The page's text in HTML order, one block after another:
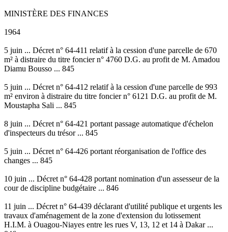
MINISTÈRE DES FINANCES
1964
5 juin ... Décret n° 64-411 relatif à la cession d'une parcelle de 670
m² à distraire du titre foncier n° 4760 D.G. au profit de M. Amadou
Diamu Bousso ... 845
5 juin ... Décret n° 64-412 relatif à la cession d'une parcelle de 993
m² environ à distraire du titre foncier n° 6121 D.G. au profit de M.
Moustapha Sali ... 845
8 juin ... Décret n° 64-421 portant passage automatique d'échelon
d'inspecteurs du trésor ... 845
5 juin ... Décret n° 64-426 portant réorganisation de l'office des
changes ... 845
10 juin ... Décret n° 64-428 portant nomination d'un assesseur de la
cour de discipline budgétaire ... 846
11 juin ... Décret n° 64-439 déclarant d'utilité publique et urgents les
travaux d'aménagement de la zone d'extension du lotissement
H.I.M. à Ouagou-Niayes entre les rues V, 13, 12 et 14 à Dakar ...